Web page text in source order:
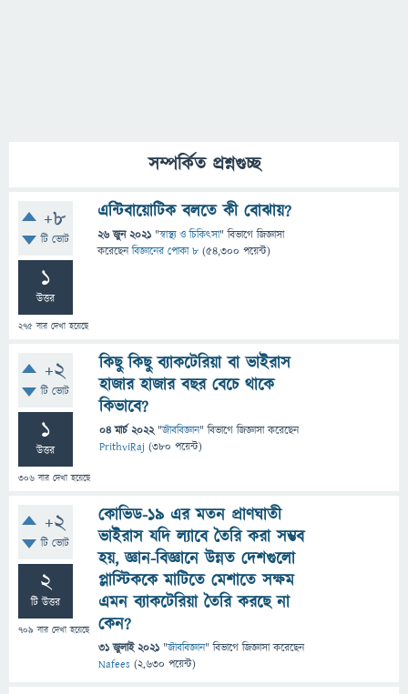
সম্পর্কিত প্রশ্নগুচ্ছ
+8
টি ভোট
1
উত্তর
275 বার দেখা হয়েছে
এন্টিবায়োটিক বলতে কী বোঝায়?
26 জুন 2021 "স্বাস্থ্য ও চিকিৎসা" বিভাগে জিজ্ঞাসা
করেছেনবিজ্ঞানের পোকা ৮ (54,300 পয়েন্ট)
+2
টি ভোট
1
উত্তর
306 বার দেখা হয়েছে
কিছু কিছু ব্যাকটেরিয়া বা ভাইরাস
হাজার হাজার বছর বেচে থাকে
কিভাবে?
04 মার্চ 2022 "জীববিজ্ঞান" বিভাগে জিজ্ঞাসাকরেছেন
PrithviRaj (380 পয়েন্ট)
+2
টি ভোট
2
টি উত্তর
709 বার দেখা হয়েছে
কোভিড-১৯ এর মতন প্রাণঘাতী
ভাইরাস যদি ল্যাবে তৈরি করা সম্ভব
হয়, জ্ঞান-বিজ্ঞানে উন্নত দেশগুলো
প্লাস্টিককে মাটিতে মেশাতে সক্ষম
এমন ব্যাকটেরিয়া তৈরি করছে না
কেন?
31 জুলাই 2021 "জীববিজ্ঞান" বিভাগে জিজ্ঞাসাকরেছেন
Nafees (2,630 পয়েন্ট)